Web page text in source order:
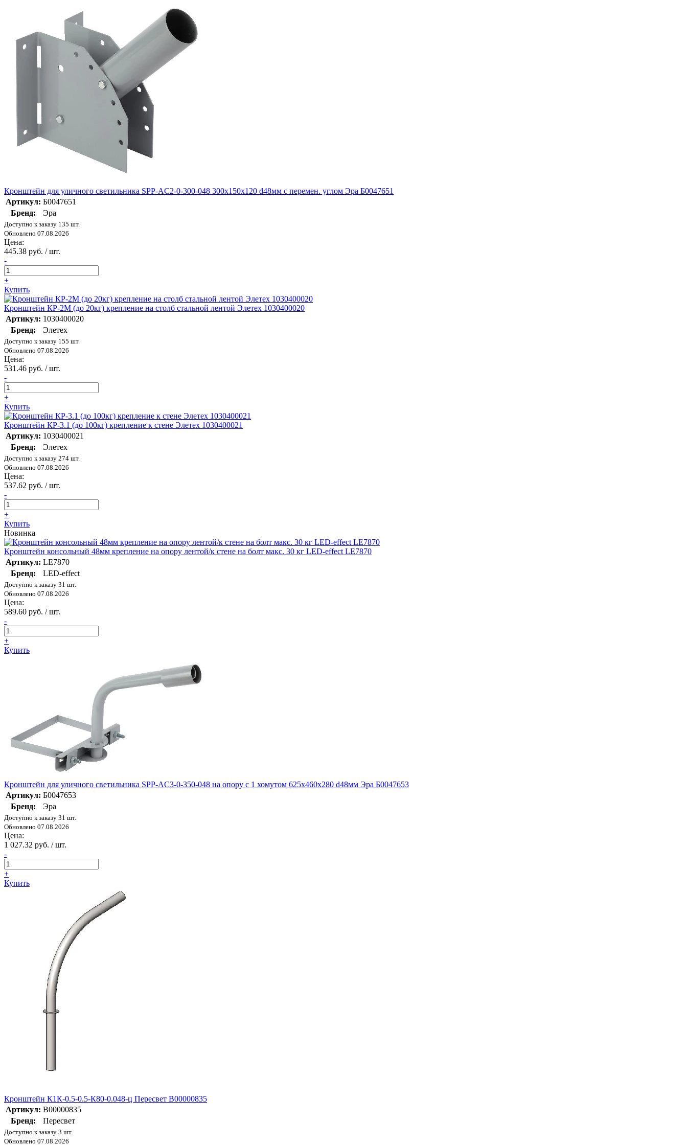
Кронштейн для уличного светильника SPP-AC2-0-300-048 300х150х120 d48мм с перемен. углом Эра Б0047651
Артикул: Б0047651
Бренд:
Эра
Доступно к заказу 135 шт.
Обновлено 07.08.2026
Цена:
445.38 руб. / шт.
-
+
Купить
Кронштейн КР-2М (до 20кг) крепление на столб стальной лентой Элетех 1030400020
Артикул: 1030400020
Бренд:
Элетех
Доступно к заказу 155 шт.
Обновлено 07.08.2026
Цена:
531.46 руб. / шт.
-
+
Купить
Кронштейн КР-3.1 (до 100кг) крепление к стене Элетех 1030400021
Артикул: 1030400021
Бренд:
Элетех
Доступно к заказу 274 шт.
Обновлено 07.08.2026
Цена:
537.62 руб. / шт.
-
+
Купить
Новинка
Кронштейн консольный 48мм крепление на опору лентой/к стене на болт макс. 30 кг LED-effect LE7870
Артикул: LE7870
Бренд:
LED-effect
Доступно к заказу 31 шт.
Обновлено 07.08.2026
Цена:
589.60 руб. / шт.
-
+
Купить
Кронштейн для уличного светильника SPP-AC3-0-350-048 на опору с 1 хомутом 625х460х280 d48мм Эра Б0047653
Артикул: Б0047653
Бренд:
Эра
Доступно к заказу 31 шт.
Обновлено 07.08.2026
Цена:
1 027.32 руб. / шт.
-
+
Купить
Кронштейн К1К-0.5-0.5-К80-0.048-ц Пересвет В00000835
Артикул: В00000835
Бренд:
Пересвет
Доступно к заказу 3 шт.
Обновлено 07.08.2026